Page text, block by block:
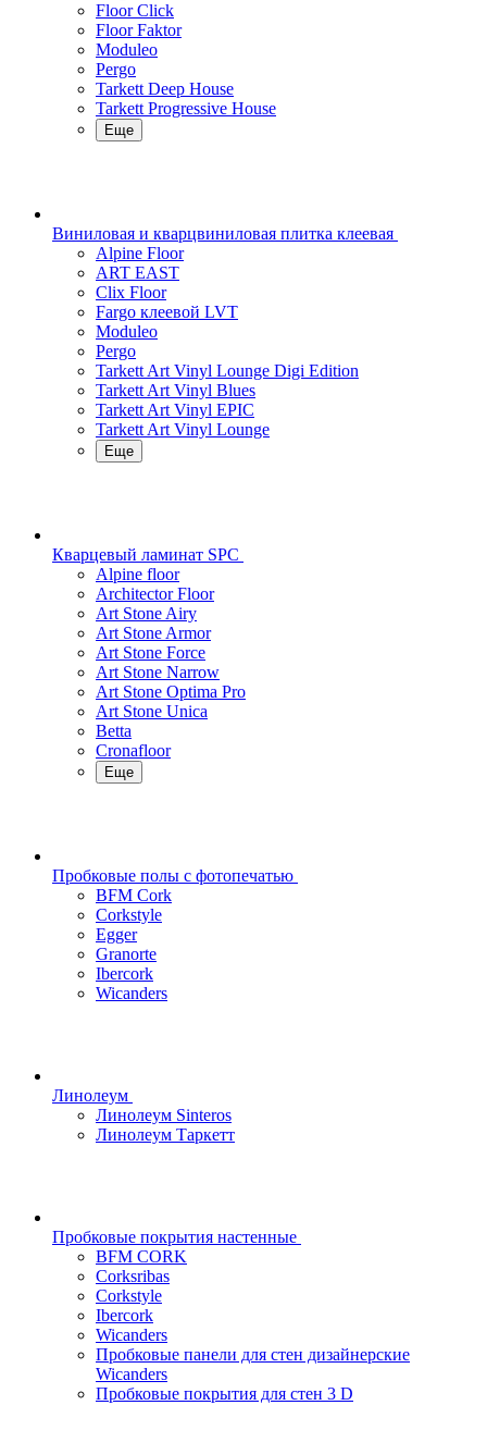
Floor Click
Floor Faktor
Moduleo
Pergo
Tarkett Deep House
Tarkett Progressive House
Еще
Виниловая и кварцвиниловая плитка клеевая
Alpine Floor
ART EAST
Clix Floor
Fargo клеевой LVT
Moduleo
Pergo
Tarkett Art Vinyl Lounge Digi Edition
Tarkett Art Vinyl Blues
Tarkett Art Vinyl EPIC
Tarkett Art Vinyl Lounge
Еще
Кварцевый ламинат SPC
Alpine floor
Architector Floor
Art Stone Airy
Art Stone Armor
Art Stone Force
Art Stone Narrow
Art Stone Optima Pro
Art Stone Unica
Betta
Cronafloor
Еще
Пробковые полы с фотопечатью
BFM Cork
Corkstyle
Egger
Granorte
Ibercork
Wicanders
Линолеум
Линолеум Sinteros
Линолеум Таркетт
Пробковые покрытия настенные
BFM CORK
Corksribas
Corkstyle
Ibercork
Wicanders
Пробковые панели для стен дизайнерские
Wicanders
Пробковые покрытия для стен 3 D